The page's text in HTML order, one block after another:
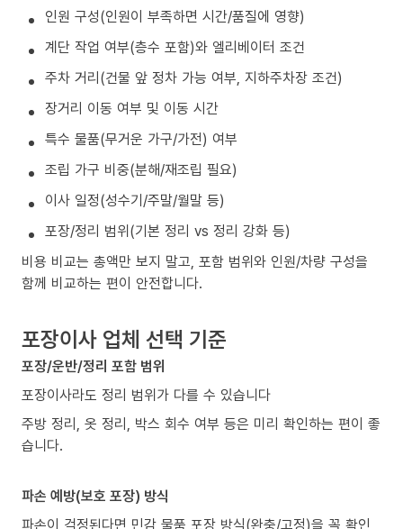
인원 구성(인원이 부족하면 시간/품질에 영향)
계단 작업 여부(층수 포함)와 엘리베이터 조건
주차 거리(건물 앞 정차 가능 여부, 지하주차장 조건)
장거리 이동 여부 및 이동 시간
특수 물품(무거운 가구/가전) 여부
조립 가구 비중(분해/재조립 필요)
이사 일정(성수기/주말/월말 등)
포장/정리 범위(기본 정리 vs 정리 강화 등)
비용 비교는 총액만 보지 말고, 포함 범위와 인원/차량 구성을
함께 비교하는 편이 안전합니다.
포장이사 업체 선택 기준
포장/운반/정리 포함 범위
포장이사라도 정리 범위가 다를 수 있습니다
주방 정리, 옷 정리, 박스 회수 여부 등은 미리 확인하는 편이 좋
습니다.
파손 예방(보호 포장) 방식
파손이 걱정된다면 민감 물품 포장 방식(완충/고정)을 꼭 확인